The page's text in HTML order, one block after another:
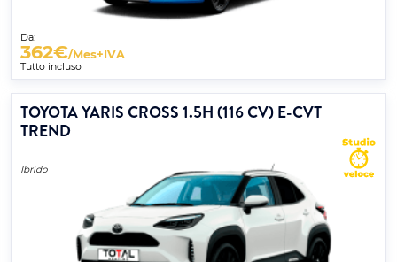
Da:
362€/Mes+IVA
Tutto incluso
TOYOTA YARIS CROSS 1.5H (116 CV) E-CVT
TREND
Ibrido